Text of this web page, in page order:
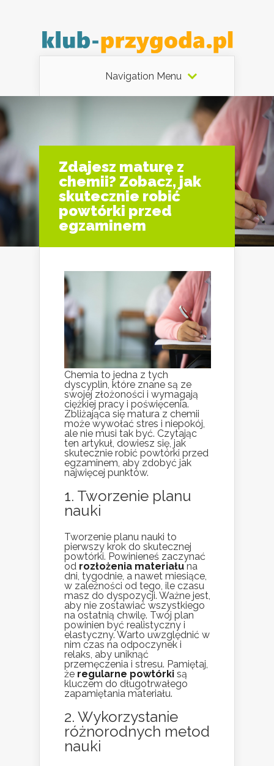
Navigation Menu
Zdajesz maturę z
chemii? Zobacz, jak
skutecznie robić
powtórki przed
egzaminem
Chemia to jedna z tych
dyscyplin, które znane są ze
swojej złożoności i wymagają
ciężkiej pracy i poświęcenia.
Zbliżająca się matura z chemii
może wywołać stres i niepokój,
ale nie musi tak być. Czytając
ten artykuł, dowiesz się, jak
skutecznie robić powtórki przed
egzaminem, aby zdobyć jak
najwięcej punktów.
1. Tworzenie planu
nauki
Tworzenie planu nauki to
pierwszy krok do skutecznej
powtórki. Powinieneś zaczynać
od rozłożenia materiału na
dni, tygodnie, a nawet miesiące,
w zależności od tego, ile czasu
masz do dyspozycji. Ważne jest,
aby nie zostawiać wszystkiego
na ostatnią chwilę. Twój plan
powinien być realistyczny i
elastyczny. Warto uwzględnić w
nim czas na odpoczynek i
relaks, aby uniknąć
przemęczenia i stresu. Pamiętaj,
że regularne powtórki są
kluczem do długotrwałego
zapamiętania materiału.
2. Wykorzystanie
różnorodnych metod
nauki